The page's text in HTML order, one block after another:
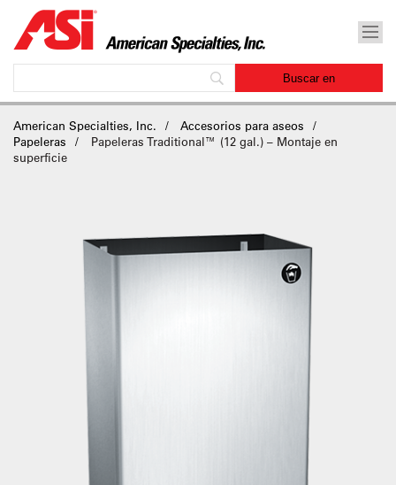
American Specialties, Inc.
Accesorios para aseos
Papeleras
Papeleras Traditional™ (12 gal.) – Montaje en
superficie